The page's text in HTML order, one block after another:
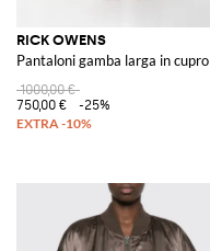
RICK OWENS
Pantaloni gamba larga in cupro
1000,00 €
750,00 €
-25%